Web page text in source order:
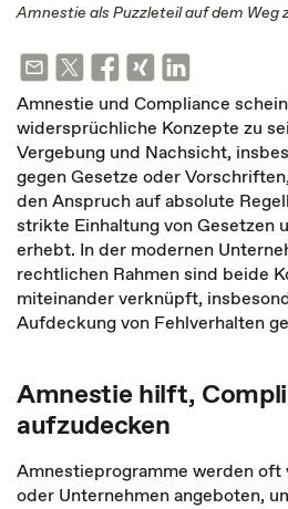
Amnestie als Puzzleteil auf dem Weg
Amnestie und Compliance
widersprüchliche Konzepte zu
Vergebung und Nachsicht,
gegen Gesetze oder
den Anspruch auf absolute
strikte Einhaltung von Gesetzen
erhebt. In der modernen
rechtlichen Rahmen sind beide
miteinander verknüpft,
Aufdeckung von Fehlverhalten
Amnestie hilft,
aufzudecken
Amnestieprogramme werden oft
oder Unternehmen angeboten,